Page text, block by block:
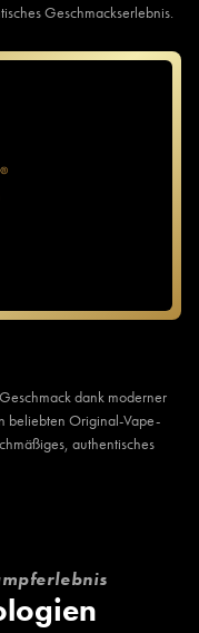
Geschmackserlebnis.
dank moderner
beliebten Original-Vape-
authentisches